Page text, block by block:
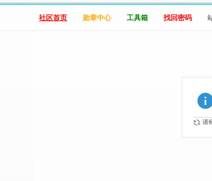
社区首页 勋章中心 工具箱 找回密码
请